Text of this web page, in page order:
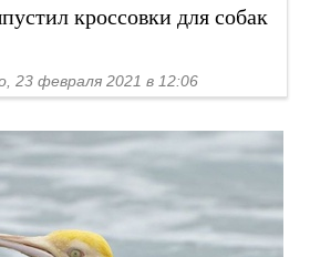
кроссовки для собак
23 февраля 2021 в 12:06